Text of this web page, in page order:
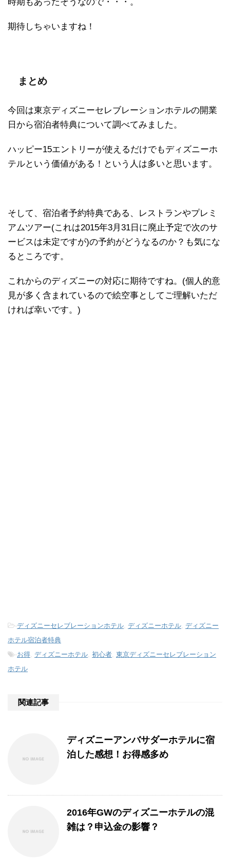
期待しちゃいますね！
まとめ
今回は東京ディズニーセレブレーションホテルの開業
日から宿泊者特典について調べてみました。
ハッピー15エントリーが使えるだけでもディズニーホ
テルという価値がある！という人は多いと思います。
そして、宿泊者予約特典である、レストランやプレミ
アムツアー(これは2015年3月31日に廃止予定で次のサ
ービスは未定ですが)の予約がどうなるのか？も気にな
るところです。
これからのディズニーの対応に期待ですね。(個人的意
見が多く含まれているので絵空事としてご理解いただ
ければ幸いです。)
-ディズニーセレブレーションホテル ディズニーホテル ディズニー
ホテル宿泊者特典
-お得 ディズニーホテル 初心者 東京ディズニーセレブレーション
ホテル
関連記事
ディズニーアンバサダーホテルに宿
泊した感想！お得感多め
2016年GWのディズニーホテルの混
雑は？申込金の影響？